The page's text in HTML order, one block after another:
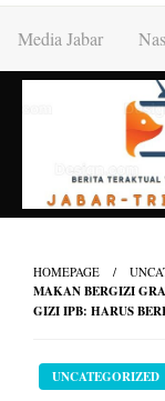
content
Media Jabar
HOMEPAGE
MAKAN BERGIZI
GIZI IPB: HARUS
UNCATEGORIZED